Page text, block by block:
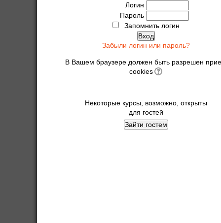
Логин
Пароль
Запомнить логин
Забыли логин или пароль?
В Вашем браузере должен быть разрешен
cookies
Некоторые курсы, возможно, открыты
для гостей